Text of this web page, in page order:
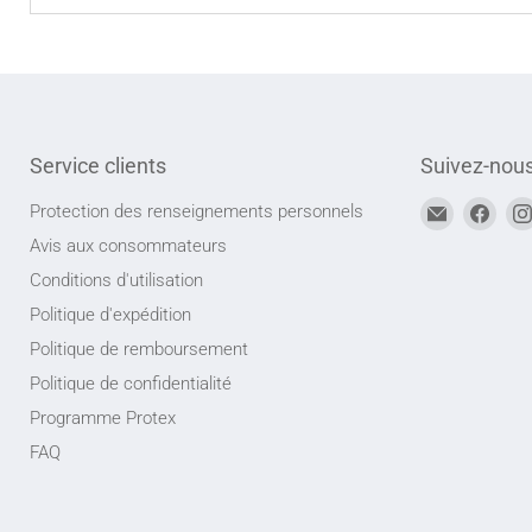
Service clients
Protection des renseignements personnels
Avis aux consommateurs
Conditions d'utilisation
Politique d'expédition
Politique de remboursement
Politique de confidentialité
Programme Protex
FAQ
Suivez-
Trouvez-